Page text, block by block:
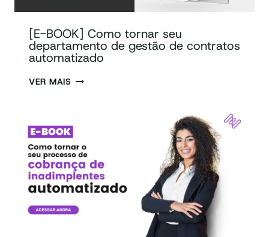
[E-BOOK] Como tornar seu
departamento de gestão de contratos
automatizado
VER MAIS